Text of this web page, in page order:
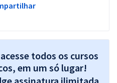
todos os cursos
em um só lugar!